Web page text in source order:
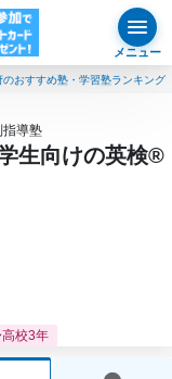
メニュー
のおすすめ塾・学習塾ランキング
指導塾
生向けの英検®
校3年